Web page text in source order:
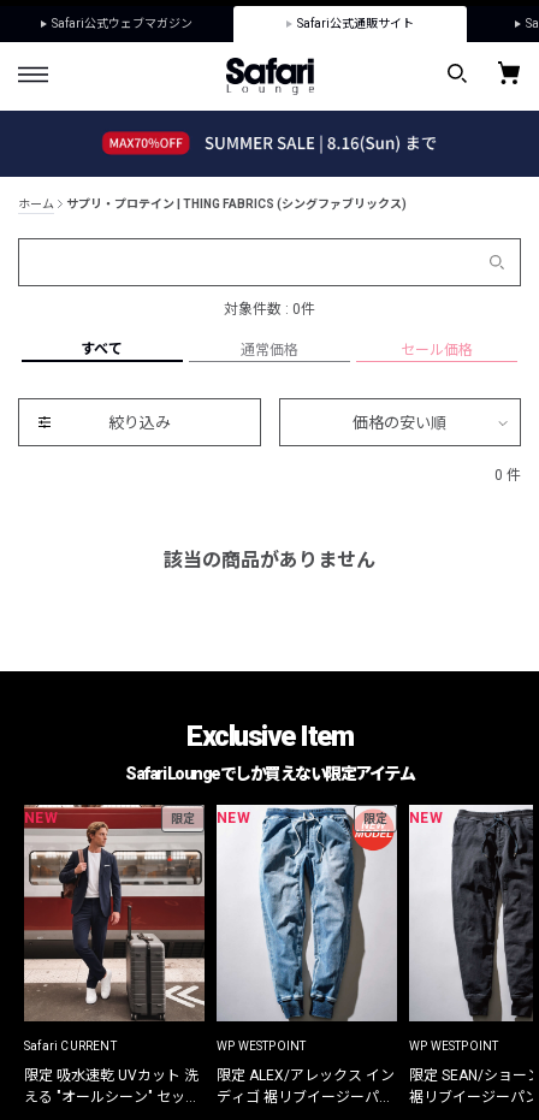
Safari公式ウェブマガジン Safari公式通販サイト
ホーム サプリ・プロテイン | THING FABRICS (シングファブリックス)
対象件数 : 0件
すべて 通常価格 セール価格
絞り込み 価格の安い順
0 件
該当の商品がありません
Exclusive Item
Safari Loungeでしか買えない限定アイテム
NEW 限定
Safari CURRENT
限定 吸水速乾 UVカット 洗
える "オールシーン" セット
NEW 限定
WP WESTPOINT
限定 ALEX/アレックス イン
ディゴ 裾リブイージーパン
NEW
WP WESTPOINT
限定 SEAN/ショー
裾リブイージーパ